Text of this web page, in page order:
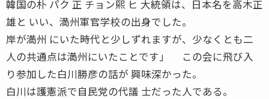
韓国の朴 パク 正 チョン煕 ヒ 大統領は、日本名を高木正
雄と いい、満州軍官学校の出身でした。
岸が満州 にいた時代と少しずれますが、少なくとも二
人の共通点は満州にいたことです」 この会に飛び入
り参加した白川勝彦の話が 興味深かった。
白川は護憲派で自民党の代議 士だった人である。